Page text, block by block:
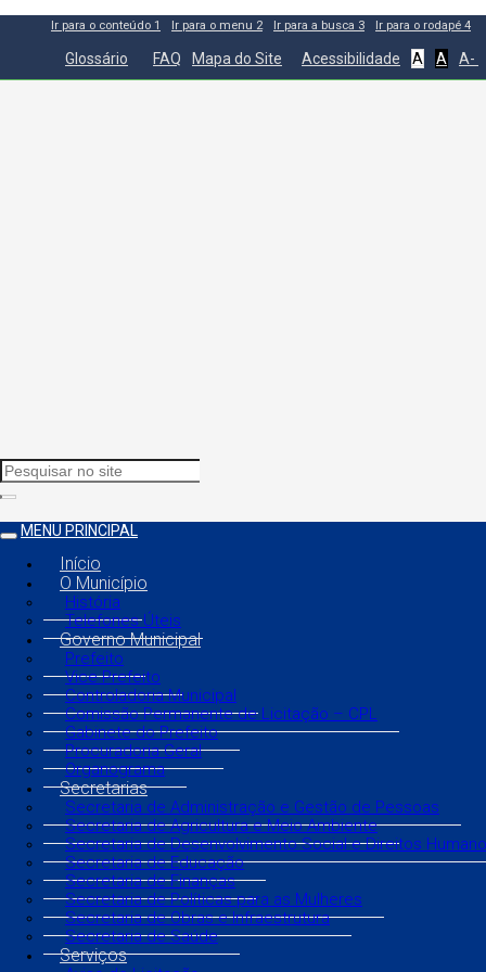
Ir para o conteúdo 1 Ir para o menu 2 Ir para a busca 3 Ir para o rodapé 4
Glossário FAQ Mapa do Site Acessibilidade A A A-
MENU PRINCIPAL
Início
O Município
História
Telefones Úteis
Governo Municipal
Prefeito
Vice Prefeito
Controladoria Municipal
Comissão Permanente de Licitação – CPL
Gabinete do Prefeito
Procuradoria Geral
Organograma
Secretarias
Secretaria de Administração e Gestão de Pessoas
Secretaria de Agricultura e Meio Ambiente
Secretaria de Desenvolvimento Social e Direitos
Secretaria de Educação
Secretaria de Finanças
Secretaria de Políticas para as Mulheres
Secretaria de Obras e Infraestrutura
Secretaria de Saúde
Serviços